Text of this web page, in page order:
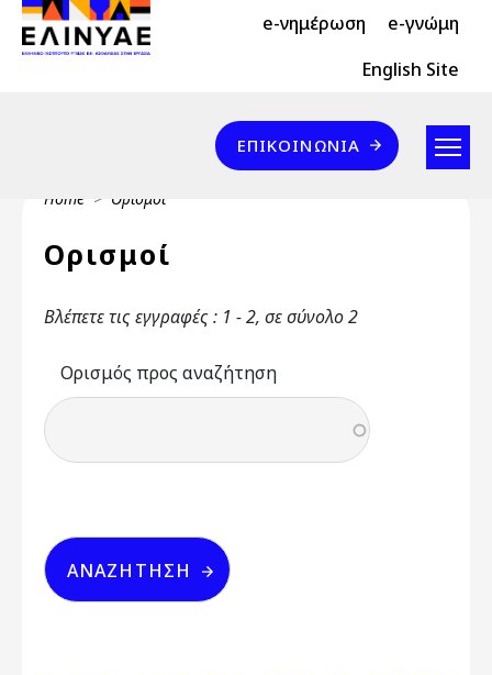
Skip to main content
Header Top 2 e-νημέρωση e-γνώμη
Header Top English Site
Επικοινωνία
ΕΠΙΚΟΙΝΩΝΊΑ
Breadcrumb
Home Ορισμοί
Ορισμοί
Βλέπετε τις εγγραφές : 1 - 2, σε σύνολο 2
Ορισμός προς αναζήτηση